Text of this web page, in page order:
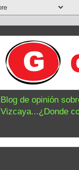
Blog de opinión
Vizcaya...¿Donde